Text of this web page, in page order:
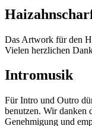
Das Artwork für den
Vielen herzlichen
Intromusik
Für Intro und Outro
benutzen. Wir danken
Genehmigung und